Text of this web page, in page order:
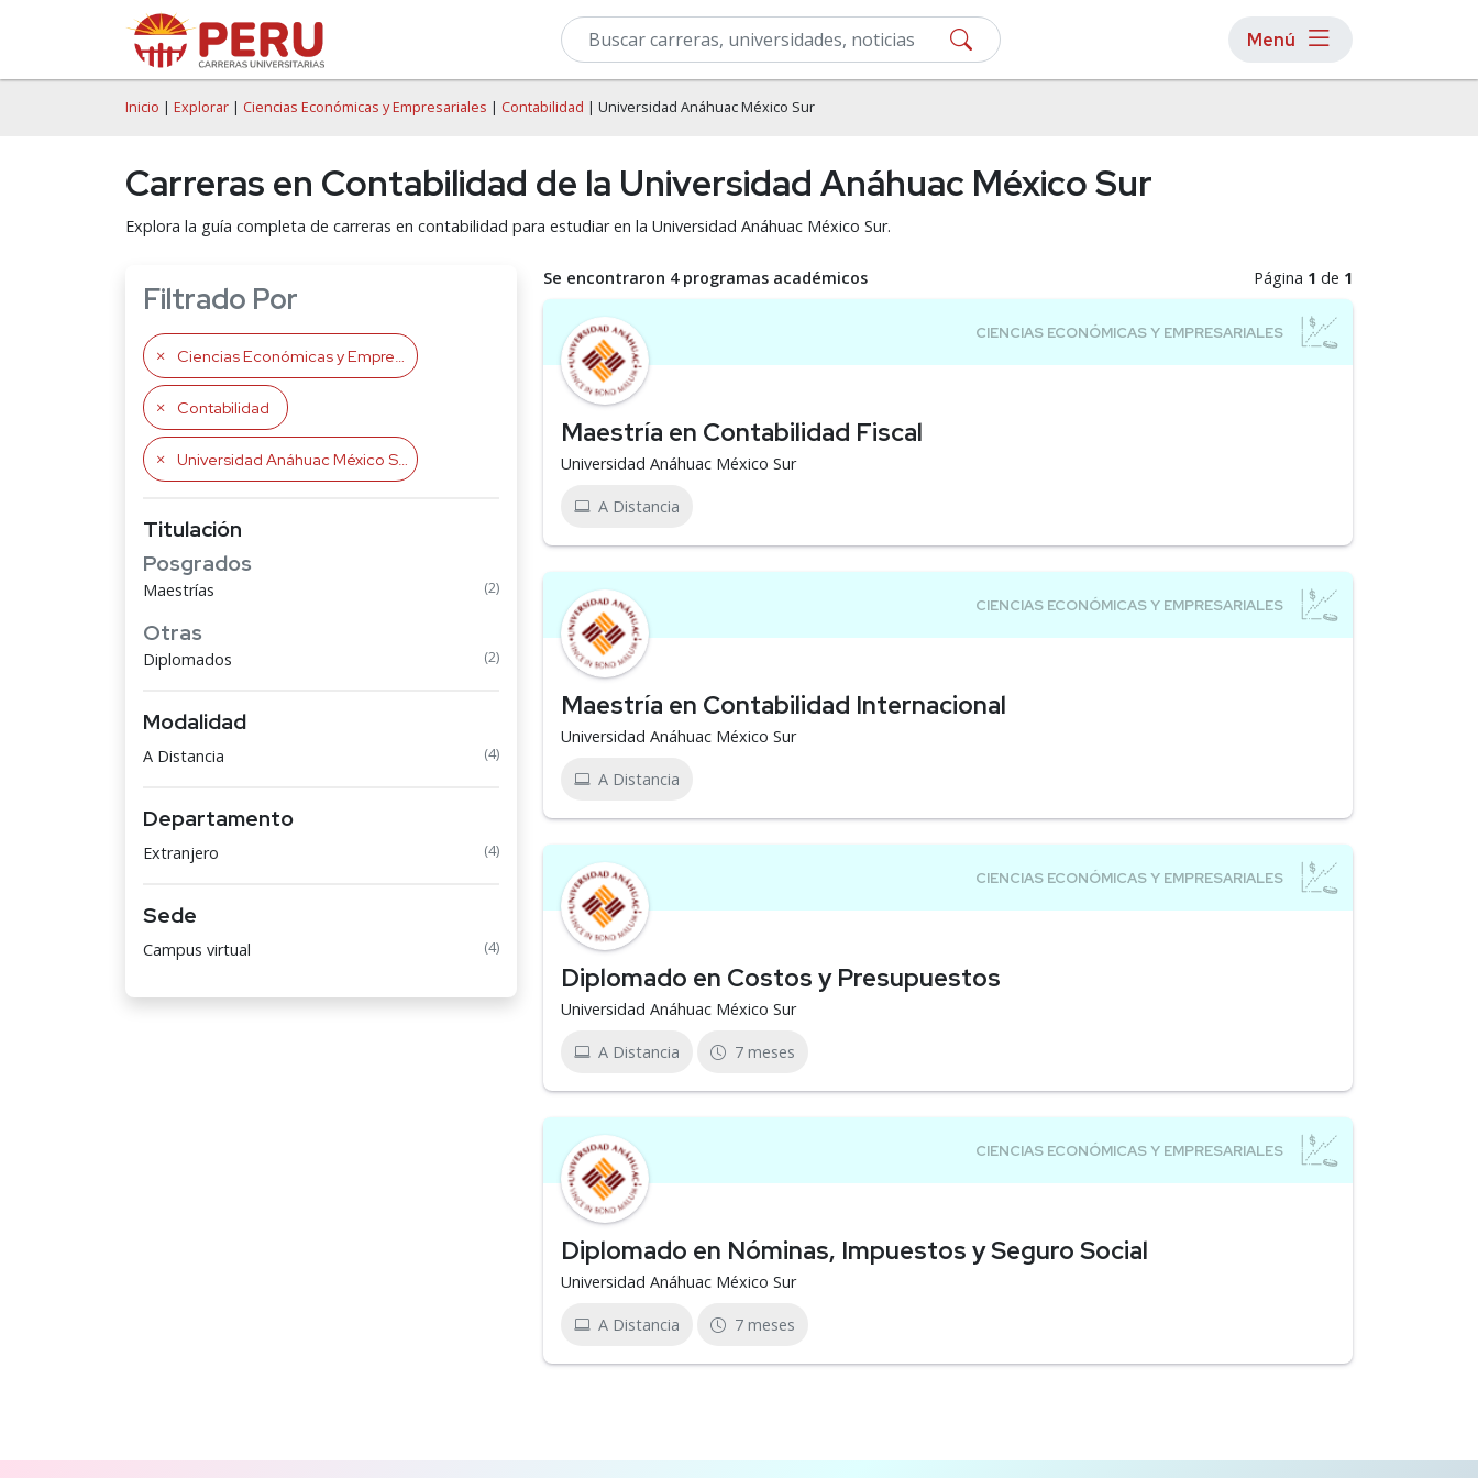
Menú
Inicio | Explorar | Ciencias Económicas y Empresariales | Contabilidad | Universidad Anáhuac México Sur
Carreras en Contabilidad de la Universidad Anáhuac México Sur
Explora la guía completa de carreras en contabilidad para estudiar en la Universidad Anáhuac México Sur.
Filtrado Por
Ciencias Económicas y Empresariales
Contabilidad
Universidad Anáhuac México Sur
Titulación
Posgrados
Maestrías (2)
Otras
Diplomados (2)
Modalidad
A Distancia (4)
Departamento
Extranjero (4)
Sede
Campus virtual (4)
Se encontraron 4 programas académicos Página 1 de 1
Maestría en Contabilidad Fiscal
Universidad Anáhuac México Sur
A Distancia
Maestría en Contabilidad Internacional
Universidad Anáhuac México Sur
A Distancia
Diplomado en Costos y Presupuestos
Universidad Anáhuac México Sur
A Distancia 7 meses
Diplomado en Nóminas, Impuestos y Seguro Social
Universidad Anáhuac México Sur
A Distancia 7 meses